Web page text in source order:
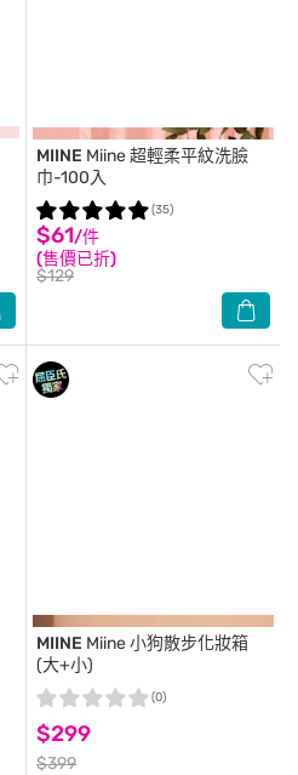
MIINE Miine 超輕柔平紋洗臉
巾-100入
$61/件
(售價已折)
$129
(35)
MIINE Miine 小狗散步化妝箱
(大+小)
$299
$399
(0)